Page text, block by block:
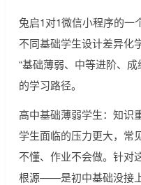
兔启1对1微信小程序的一
不同基础学生设计差异化
“基础薄弱、中等进阶、
的学习路径。
高中基础薄弱学生：知识
学生面临的压力更大，常
不懂、作业不会做。针对
根源——是初中基础没接